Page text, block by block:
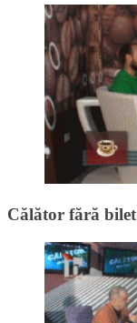
Călător fără bilet